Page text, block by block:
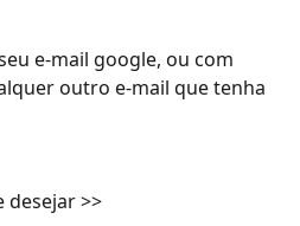
e-mail google, ou com
outro e-mail que tenha
desejar >>